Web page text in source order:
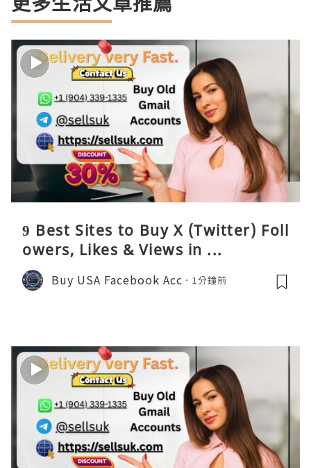
9 Best Sites to Buy X (Twitter) Foll
owers, Likes & Views in ...
Buy USA Facebook Acc 1分鐘前